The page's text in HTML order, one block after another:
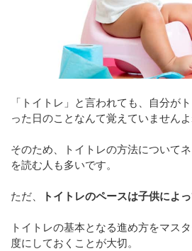
「トイトレ」と言われても、自分が
った日のことなんて覚えていませんよ
そのため、トイトレの方法について
を読む人も多いです。
ただ、 トイトレのペースは子供によ
トイトレの基本となる進め方をマス
度にしておくことが大切。